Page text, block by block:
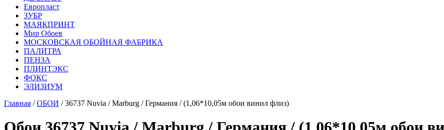
Европласт
ЗУБР
МАЯКПРИНТ
Мир Обоев
МОСКОВСКАЯ ОБОЙНАЯ ФАБРИКА
ПАЛИТРА
ПЕНЗА
ПЛИНТЭКС
ФОКС
ЭЛИЗИУМ
Главная /ОБОИ / 36737 Nuvia / Marburg / Германия / (1,06*10,05м обои винил флиз)